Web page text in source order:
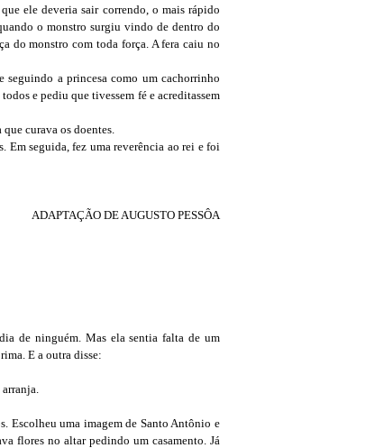
ele deveria sair correndo, o mais rápido
o monstro surgiu vindo de dentro do
do monstro com toda força. A fera caiu no
seguindo a princesa como um cachorrinho
e pediu que tivessem fé e acreditassem
curava os doentes.
Em seguida, fez uma reverência ao rei e foi
ADAPTAÇÃO DE AUGUSTO PESSÔA
de ninguém. Mas ela sentia falta de um
E a outra disse:
arranja.
Escolheu uma imagem de Santo Antônio e
flores no altar pedindo um casamento. Já